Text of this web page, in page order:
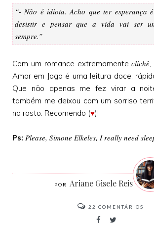
“- Não é idiota. Acho que ter esperança
desistir e pensar que a vida vai ser
sempre.”
Com um romance extremamenteclichê,
Amor em Jogo é uma leitura doce,
Que não apenas me fez virar a
também me deixou com um sorriso
no rosto. Recomendo (♥)!
Ps: Please, Simone Elkeles, I really need
Ariane Gisele Reis
22 COMENTÁRIOS